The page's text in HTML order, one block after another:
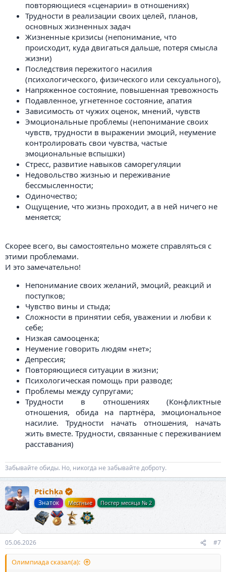
повторяющиеся «сценарии» в отношениях)
Трудности в реализации своих целей, планов,
основных жизненных задач
Жизненные кризисы (непонимание, что
происходит, куда двигаться дальше, потеря смысла
жизни)
Последствия пережитого насилия
(психологического, физического или сексуального),
Напряженное состояние, повышенная тревожность
Подавленное, угнетенное состояние, апатия
Зависимость от чужих оценок, мнений, чувств
Эмоциональные проблемы (непонимание своих
чувств, трудности в выражении эмоций, неумение
контролировать свои чувства, частые
эмоциональные вспышки)
Стресс, развитие навыков саморегуляции
Недовольство жизнью и переживание
бессмысленности;
Одиночество;
Ощущение, что жизнь проходит, а в ней ничего не
меняется;
Скорее всего, вы самостоятельно можете справляться с
этими проблемами.
И это замечательно!
Непонимание своих желаний, эмоций, реакций и
поступков;
Чувство вины и стыда;
Сложности в принятии себя, уважении и любви к
себе;
Низкая самооценка;
Неумение говорить людям «нет»;
Депрессия;
Повторяющиеся ситуации в жизни;
Психологическая помощь при разводе;
Проблемы между супругами;
Трудности в отношениях (Конфликтные
отношения, обида на партнёра, эмоциональное
насилие. Трудности начать отношения, начать
жить вместе. Трудности, связанные с переживанием
расставания)​
Забывайте обиды. Но, никогда не забывайте доброту.
Ptichka
Знаток Местные Постер месяца № 2
05.06.2026 #7
Олимпиада сказал(а):